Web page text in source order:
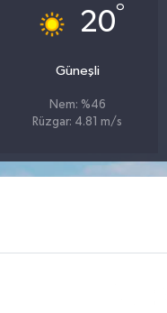
20°
Güneşli
Nem: %46
Rüzgar: 4.81 m/s